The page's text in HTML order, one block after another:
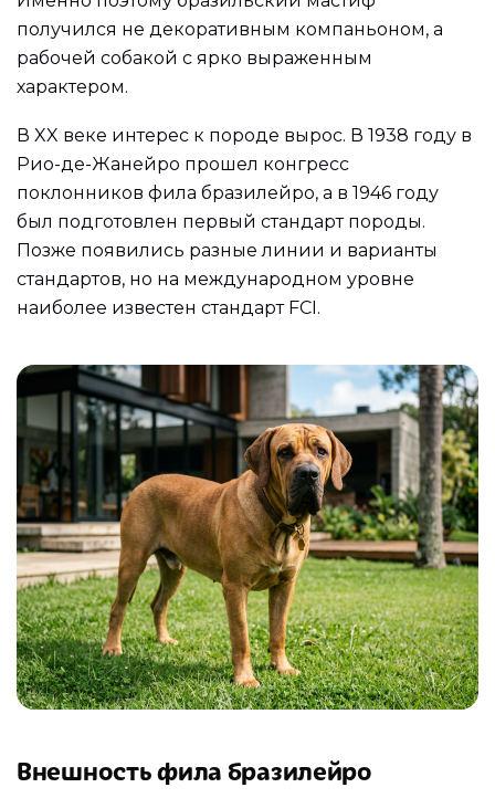
получился не декоративным компаньоном, а
рабочей собакой с ярко выраженным
характером.
В XX веке интерес к породе вырос. В 1938 году в
Рио-де-Жанейро прошел конгресс
поклонников фила бразилейро, а в 1946 году
был подготовлен первый стандарт породы.
Позже появились разные линии и варианты
стандартов, но на международном уровне
наиболее известен стандарт FCI.
Внешность фила бразилейро